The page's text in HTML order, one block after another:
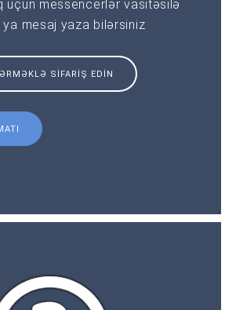
üçün messencerlər vasitəsilə
mesaj yaza bilərsiniz
SIFARIŞ EDIN